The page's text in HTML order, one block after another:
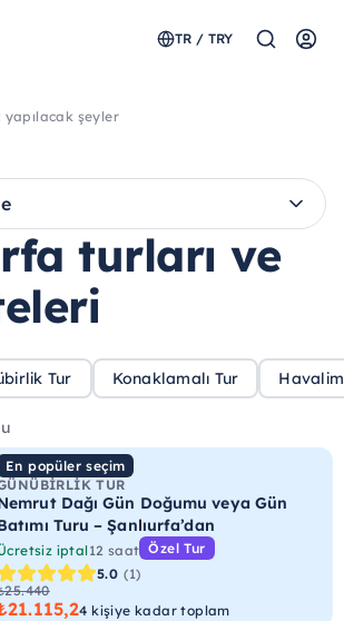
TR / TRY
yapılacak şeyler
turları ve
Tur Konaklamalı Tur
En popüler seçim
TUR
Dağı Gün Doğumu veya Gün
Turu – Şanlıurfa’dan
iptal12 saat Özel Tur
5.0 (1)
4 kişiye kadar toplam